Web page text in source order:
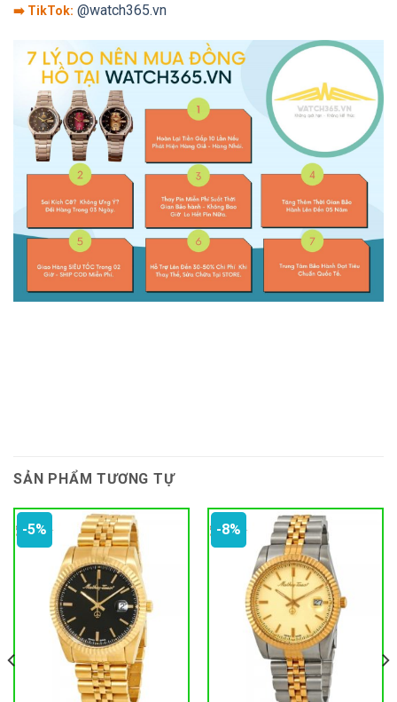
➡️ TikTok: @watch365.vn
SẢN PHẨM TƯƠNG TỰ
-5% -8%